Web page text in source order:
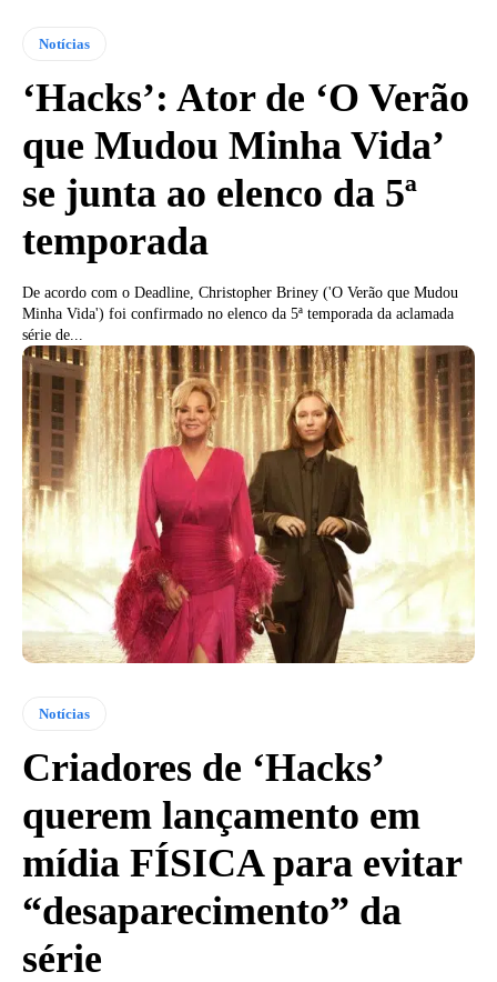
Notícias
‘Hacks’: Ator de ‘O Verão
que Mudou Minha Vida’
se junta ao elenco da 5ª
temporada
De acordo com o Deadline, Christopher Briney ('O Verão que Mudou
Minha Vida') foi confirmado no elenco da 5ª temporada da aclamada
série de...
Notícias
Criadores de ‘Hacks’
querem lançamento em
mídia FÍSICA para evitar
“desaparecimento” da
série